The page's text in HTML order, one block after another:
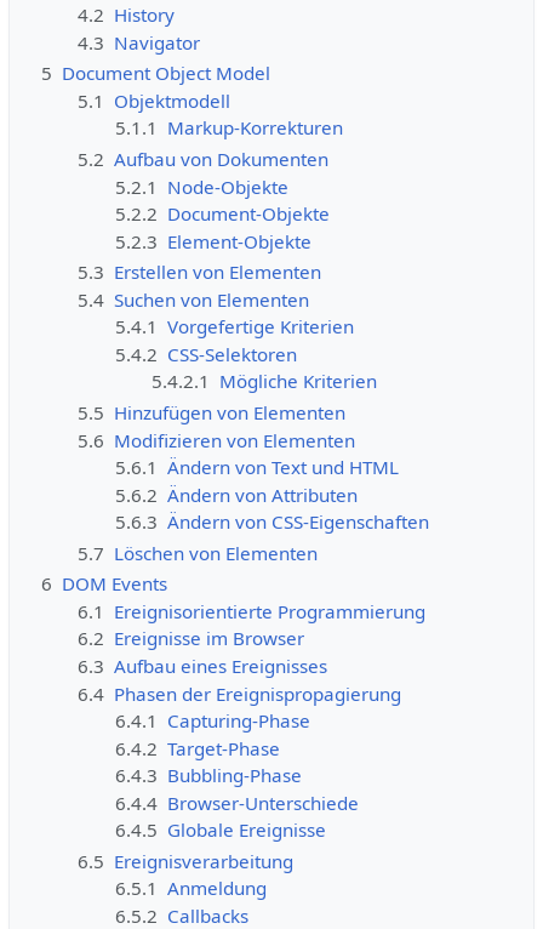
4.2 History
4.3 Navigator
5 Document Object Model
5.1 Objektmodell
5.1.1 Markup-Korrekturen
5.2 Aufbau von Dokumenten
5.2.1 Node-Objekte
5.2.2 Document-Objekte
5.2.3 Element-Objekte
5.3 Erstellen von Elementen
5.4 Suchen von Elementen
5.4.1 Vorgefertige Kriterien
5.4.2 CSS-Selektoren
5.4.2.1 Mögliche Kriterien
5.5 Hinzufügen von Elementen
5.6 Modifizieren von Elementen
5.6.1 Ändern von Text und HTML
5.6.2 Ändern von Attributen
5.6.3 Ändern von CSS-Eigenschaften
5.7 Löschen von Elementen
6 DOM Events
6.1 Ereignisorientierte Programmierung
6.2 Ereignisse im Browser
6.3 Aufbau eines Ereignisses
6.4 Phasen der Ereignispropagierung
6.4.1 Capturing-Phase
6.4.2 Target-Phase
6.4.3 Bubbling-Phase
6.4.4 Browser-Unterschiede
6.4.5 Globale Ereignisse
6.5 Ereignisverarbeitung
6.5.1 Anmeldung
6.5.2 Callbacks